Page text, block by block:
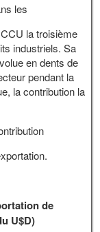
les
la troisième
industriels. Sa
en dents de
pendant la
la contribution la
de
U$D)